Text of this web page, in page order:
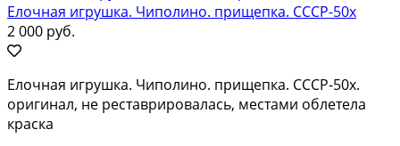
Елочная игрушка. Чиполино. прищепка. СССР-50х
2 000 руб.
Елочная игрушка. Чиполино. прищепка. СССР-50х.
оригинал, не реставрировалась, местами облетела
краска